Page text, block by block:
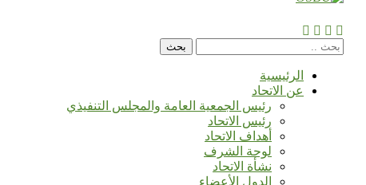
بحث
الرئيسية
عن الاتحاد
رئيس الجمعية العامة والمجلس التنفيذي
رئيس الاتحاد
أهداف الاتحاد
لوحة الشرف
نشأة الاتحاد
الدول الأعضاء